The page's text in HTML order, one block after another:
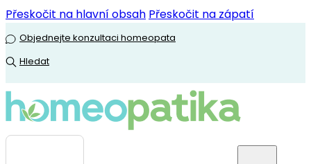
Přeskočit na hlavní obsah Přeskočit na zápatí
Objednejte konzultaci homeopata
Hledat